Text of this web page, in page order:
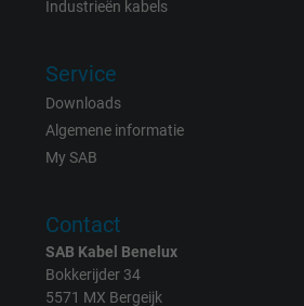
Purpose
statistical data on
Name
Vendor
Industrieën kabels
Service
Downloads
Algemene informatie
My SAB
Contact
SAB Kabel Benelux
Bokkerijder 34
5571 MX Bergeijk